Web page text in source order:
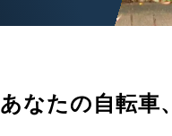
あなたの自転車、